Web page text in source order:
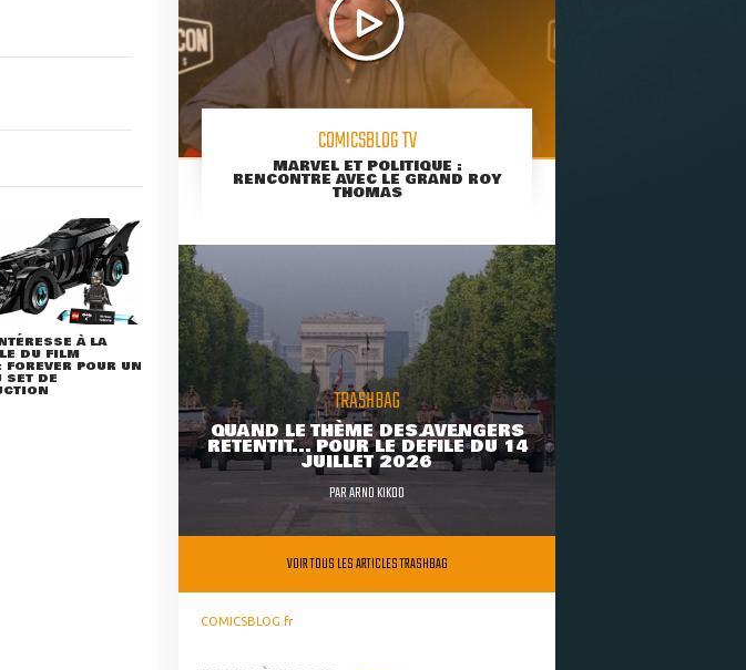
À LA
DU FILM
FOREVER POUR UN
SET DE
COMICSBLOG TV
MARVEL ET POLITIQUE :
RENCONTRE AVEC LE GRAND ROY
THOMAS
TRASHBAG
QUAND LE THÈME DES AVENGERS
RETENTIT... POUR LE DÉFILÉ DU 14
JUILLET 2026
PARARNO KIKOO
VOIR TOUS LES ARTICLES TRASHBAG
COMICSBLOG.fr